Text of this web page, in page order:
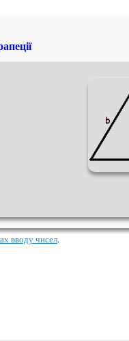
вводу чисел